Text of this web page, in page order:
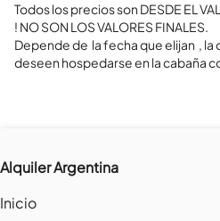
Todos los precios son DESDE EL
! NO SON LOS VALORES FINALES.
Depende de  la fecha que elijan  ,
deseen hospedarse en la cabaña
Alquiler Argentina
Inicio